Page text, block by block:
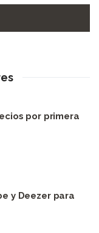
por primera
y Deezer para